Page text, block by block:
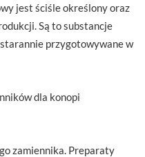
jest ściśle określony oraz
Są to substancje
przygotowywane w
dla konopi
zamiennika. Preparaty